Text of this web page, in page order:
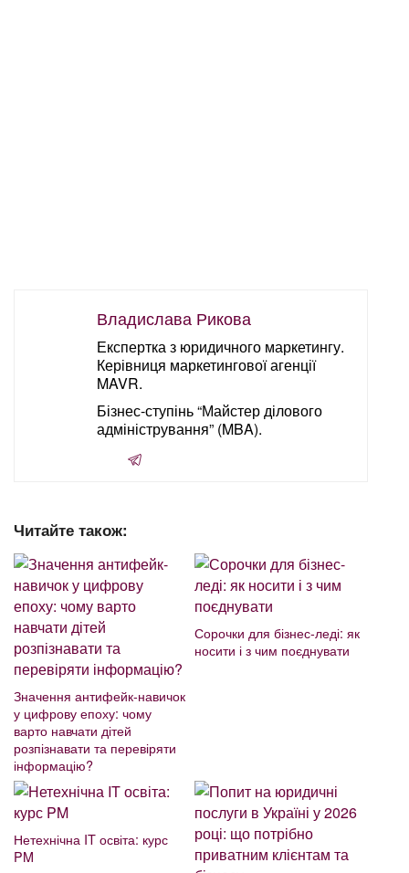
Владислава Рикова
Експертка з юридичного маркетингу.
Керівниця маркетингової агенції
MAVR.
Бізнес-ступінь “Майстер ділового
адміністрування” (MBA).
Читайте також:
Значення антифейк-навичок
у цифрову епоху: чому
варто навчати дітей
розпізнавати та перевіряти
інформацію?
Сорочки для бізнес-леді: як
носити і з чим поєднувати
Нетехнічна IT освіта: курс
PM